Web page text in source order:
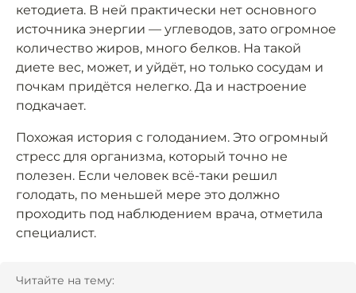
кетодиета. В ней практически нет основного
источника энергии — углеводов, зато огромное
количество жиров, много белков. На такой
диете вес, может, и уйдёт, но только сосудам и
почкам придётся нелегко. Да и настроение
подкачает.
Похожая история с голоданием. Это огромный
стресс для организма, который точно не
полезен. Если человек всё-таки решил
голодать, по меньшей мере это должно
проходить под наблюдением врача, отметила
специалист.
Читайте на тему: